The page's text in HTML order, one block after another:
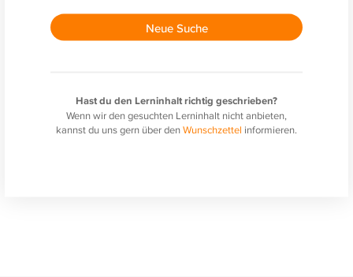
Neue Suche
Hast du den Lerninhalt richtig geschrieben?
Wenn wir den gesuchten Lerninhalt nicht anbieten,
kannst du uns gern über denWunschzettel informieren.